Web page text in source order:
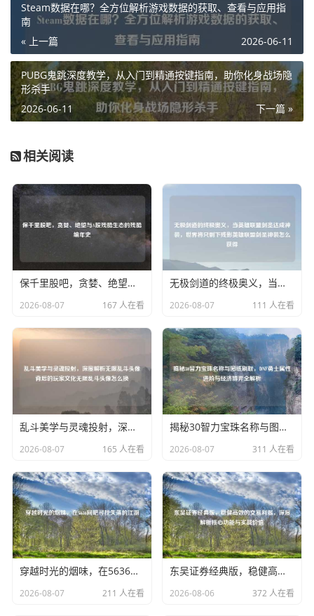
Steam数据在哪？全方位解析游戏数据的获取、查看与应用指
南
« 上一篇
2026-06-11
PUBG鬼跳深度教学，从入门到精通按键指南，助你化身战场隐
形杀手
下一篇 »
2026-06-11
相关阅读
保千里股吧，贪婪、绝望与A股残酷生态的残酷编年史
2026-08-07 167 人在看
无极剑道的终极奥义，当英雄联盟剑圣达成神装，世界将只剩下残影英雄联盟剑圣神装怎么获得
2026-08-07 111 人在看
乱斗美学与灵魂投射，深度解析无限乱斗头像背后的玩家文化无限乱斗头像怎么换
2026-08-07 165 人在看
揭秘30智力宝珠名称与图纸刷取，DNF勇士属性进阶与经济博弈全解析
2026-08-07 311 人在看
穿越时光的烟味，在5636网吧寻找失落的江湖
2026-08-07 211 人在看
东吴证券经典版，稳健高效的交易利器，深度解析核心功能与实战价值
2026-08-06 372 人在看